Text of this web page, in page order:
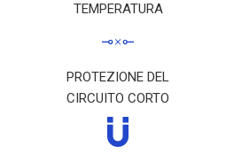
TEMPERATURA
PROTEZIONE DEL
CIRCUITO CORTO